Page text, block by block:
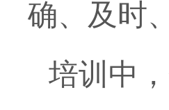
确、及时
培训中